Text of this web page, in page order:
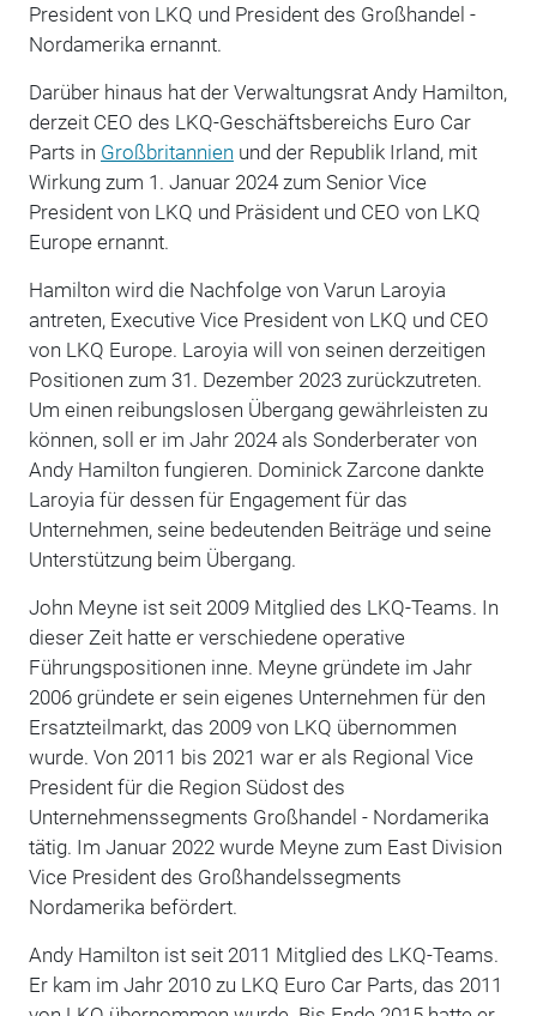
President von LKQ und President des Großhandel -
Nordamerika ernannt.
Darüber hinaus hat der Verwaltungsrat Andy Hamilton,
derzeit CEO des LKQ-Geschäftsbereichs Euro Car
Parts in Großbritannien und der Republik Irland, mit
Wirkung zum 1. Januar 2024 zum Senior Vice
President von LKQ und Präsident und CEO von LKQ
Europe ernannt.
Hamilton wird die Nachfolge von Varun Laroyia
antreten, Executive Vice President von LKQ und CEO
von LKQ Europe. Laroyia will von seinen derzeitigen
Positionen zum 31. Dezember 2023 zurückzutreten.
Um einen reibungslosen Übergang gewährleisten zu
können, soll er im Jahr 2024 als Sonderberater von
Andy Hamilton fungieren. Dominick Zarcone dankte
Laroyia für dessen für Engagement für das
Unternehmen, seine bedeutenden Beiträge und seine
Unterstützung beim Übergang.
John Meyne ist seit 2009 Mitglied des LKQ-Teams. In
dieser Zeit hatte er verschiedene operative
Führungspositionen inne. Meyne gründete im Jahr
2006 gründete er sein eigenes Unternehmen für den
Ersatzteilmarkt, das 2009 von LKQ übernommen
wurde. Von 2011 bis 2021 war er als Regional Vice
President für die Region Südost des
Unternehmenssegments Großhandel - Nordamerika
tätig. Im Januar 2022 wurde Meyne zum East Division
Vice President des Großhandelssegments
Nordamerika befördert.
Andy Hamilton ist seit 2011 Mitglied des LKQ-Teams.
Er kam im Jahr 2010 zu LKQ Euro Car Parts, das 2011